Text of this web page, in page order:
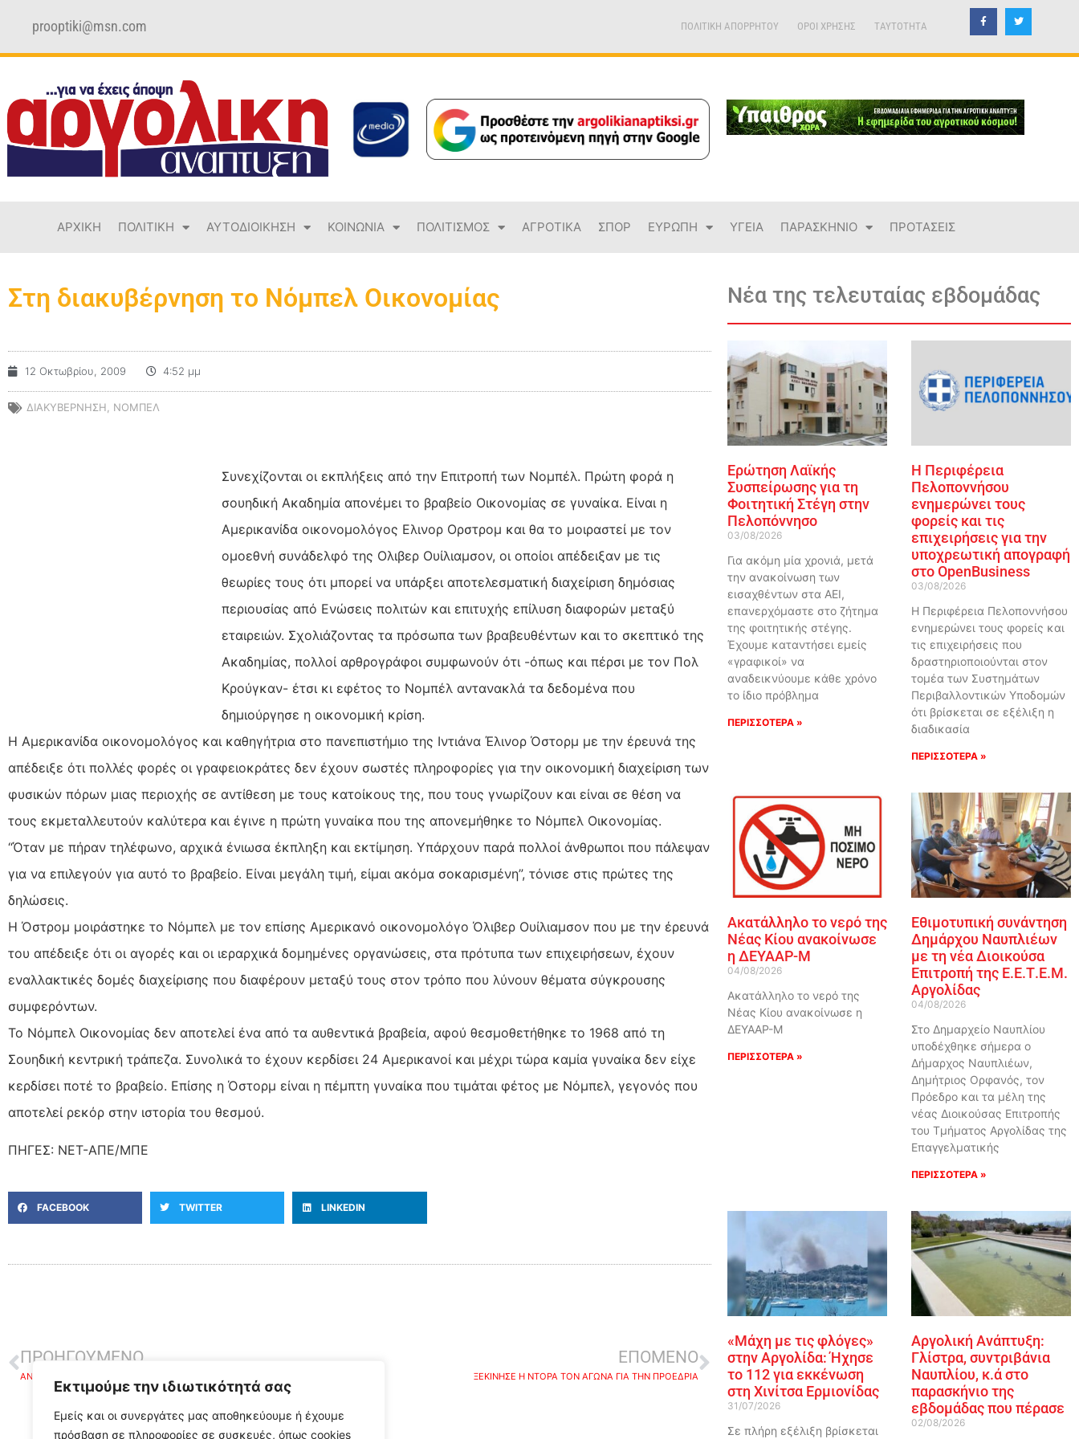
Εκτιμούμε την ιδιωτικότητά σας
Εμείς και οι συνεργάτες μας αποθηκεύουμε ή έχουμε
πρόσβαση σε πληροφορίες σε συσκευές, όπως cookies
prooptiki@msn.com ΠΟΛΙΤΙΚΗ ΑΠΟΡΡΗΤΟΥ ΟΡΟΙ ΧΡΗΣΗΣ TAYTOTHTA
ΑΡΧΙΚΗ ΠΟΛΙΤΙΚΗ ΑΥΤΟΔΙΟΙΚΗΣΗ ΚΟΙΝΩΝΙΑ ΠΟΛΙΤΙΣΜΟΣ ΑΓΡΟΤΙΚΑ ΣΠΟΡ ΕΥΡΩΠΗ ΥΓΕΙΑ ΠΑΡΑΣΚΗΝΙΟ ΠΡΟΤΑΣΕΙΣ
Στη διακυβέρνηση το Νόμπελ Οικονομίας
12 Οκτωβρίου, 2009 4:52 μμ
ΔΙΑΚΥΒΕΡΝΗΣΗ ΝΟΜΠΕΛ
Συνεχίζονται οι εκπλήξεις από την Επιτροπή των Νομπέλ. Πρώτη φορά η
σουηδική Ακαδημία απονέμει το βραβείο Οικονομίας σε γυναίκα. Είναι η
Αμερικανίδα οικονομολόγος Ελινορ Ορστρομ και θα το μοιραστεί με τον
ομοεθνή συνάδελφό της Ολιβερ Ουίλιαμσον, οι οποίοι απέδειξαν με τις
θεωρίες τους ότι μπορεί να υπάρξει αποτελεσματική διαχείριση δημόσιας
περιουσίας από Ενώσεις πολιτών και επιτυχής επίλυση διαφορών μεταξύ
εταιρειών. Σχολιάζοντας τα πρόσωπα των βραβευθέντων και το σκεπτικό της
Ακαδημίας, πολλοί αρθρογράφοι συμφωνούν ότι -όπως και πέρσι με τον Πολ
Κρούγκαν- έτσι κι εφέτος το Νομπέλ αντανακλά τα δεδομένα που
δημιούργησε η οικονομική κρίση.
Η Αμερικανίδα οικονομολόγος και καθηγήτρια στο πανεπιστήμιο της Ιντιάνα Έλινορ Όστορμ με την έρευνά της
απέδειξε ότι πολλές φορές οι γραφειοκράτες δεν έχουν σωστές πληροφορίες για την οικονομική διαχείριση των
φυσικών πόρων μιας περιοχής σε αντίθεση με τους κατοίκους της, που τους γνωρίζουν και είναι σε θέση να
τους εκμεταλλευτούν καλύτερα και έγινε η πρώτη γυναίκα που της απονεμήθηκε το Νόμπελ Οικονομίας.
“Όταν με πήραν τηλέφωνο, αρχικά ένιωσα έκπληξη και εκτίμηση. Υπάρχουν παρά πολλοί άνθρωποι που πάλεψαν
για να επιλεγούν για αυτό το βραβείο. Είναι μεγάλη τιμή, είμαι ακόμα σοκαρισμένη”, τόνισε στις πρώτες της
δηλώσεις.
Η Όστρομ μοιράστηκε το Νόμπελ με τον επίσης Αμερικανό οικονομολόγο Όλιβερ Ουίλιαμσον που με την έρευνά
του απέδειξε ότι οι αγορές και οι ιεραρχικά δομημένες οργανώσεις, στα πρότυπα των επιχειρήσεων, έχουν
εναλλακτικές δομές διαχείρισης που διαφέρουν μεταξύ τους στον τρόπο που λύνουν θέματα σύγκρουσης
συμφερόντων.
Το Νόμπελ Οικονομίας δεν αποτελεί ένα από τα αυθεντικά βραβεία, αφού θεσμοθετήθηκε το 1968 από τη
Σουηδική κεντρική τράπεζα. Συνολικά το έχουν κερδίσει 24 Αμερικανοί και μέχρι τώρα καμία γυναίκα δεν είχε
κερδίσει ποτέ το βραβείο. Επίσης η Όστορμ είναι η πέμπτη γυναίκα που τιμάται φέτος με Νόμπελ, γεγονός που
αποτελεί ρεκόρ στην ιστορία του θεσμού.
ΠΗΓΕΣ: ΝΕΤ-ΑΠΕ/ΜΠΕ
FACEBOOK TWITTER LINKEDIN
ΠΡΟΗΓΟΥΜΕΝΟ
ΑΝ ΣΥΜΒΕΙ ΚΑΙ ΑΥΤΟ ΤΙ ΝΑ ΠΟΥΜΕ -ΝΙΚΗΤΑΣ ΜΕ ΝΤΟΡΑ;
ΕΠΟΜΕΝΟ
ΞΕΚΙΝΗΣΕ Η ΝΤΟΡΑ ΤΟΝ ΑΓΩΝΑ ΓΙΑ ΤΗΝ ΠΡΟΕΔΡΙΑ
Νέα της τελευταίας εβδομάδας
Ερώτηση Λαϊκής
Συσπείρωσης για τη
Φοιτητική Στέγη στην
Πελοπόννησο
03/08/2026
Για ακόμη μία χρονιά, μετά
την ανακοίνωση των
εισαχθέντων στα ΑΕΙ,
επανερχόμαστε στο ζήτημα
της φοιτητικής στέγης.
Έχουμε καταντήσει εμείς
«γραφικοί» να
αναδεικνύουμε κάθε χρόνο
το ίδιο πρόβλημα
ΠΕΡΙΣΣΟΤΕΡΑ »
Η Περιφέρεια
Πελοποννήσου
ενημερώνει τους
φορείς και τις
επιχειρήσεις για την
υποχρεωτική απογραφή
στο OpenBusiness
03/08/2026
Η Περιφέρεια Πελοποννήσου
ενημερώνει τους φορείς και
τις επιχειρήσεις που
δραστηριοποιούνται στον
τομέα των Συστημάτων
Περιβαλλοντικών Υποδομών
ότι βρίσκεται σε εξέλιξη η
διαδικασία
ΠΕΡΙΣΣΟΤΕΡΑ »
Ακατάλληλο το νερό της
Νέας Κίου ανακοίνωσε
η ΔΕΥΑΑΡ-Μ
04/08/2026
Ακατάλληλο το νερό της
Νέας Κίου ανακοίνωσε η
ΔΕΥΑΑΡ-Μ
ΠΕΡΙΣΣΟΤΕΡΑ »
Εθιμοτυπική συνάντηση
Δημάρχου Ναυπλιέων
με τη νέα Διοικούσα
Επιτροπή της Ε.Ε.Τ.Ε.Μ.
Αργολίδας
04/08/2026
Στο Δημαρχείο Ναυπλίου
υποδέχθηκε σήμερα ο
Δήμαρχος Ναυπλιέων,
Δημήτριος Ορφανός, τον
Πρόεδρο και τα μέλη της
νέας Διοικούσας Επιτροπής
του Τμήματος Αργολίδας της
Επαγγελματικής
ΠΕΡΙΣΣΟΤΕΡΑ »
«Μάχη με τις φλόγες»
στην Αργολίδα: Ήχησε
το 112 για εκκένωση
στη Χινίτσα Ερμιονίδας
31/07/2026
Σε πλήρη εξέλιξη βρίσκεται
Αργολική Ανάπτυξη:
Γλίστρα, συντριβάνια
Ναυπλίου, κ.ά στο
παρασκήνιο της
εβδομάδας που πέρασε
02/08/2026